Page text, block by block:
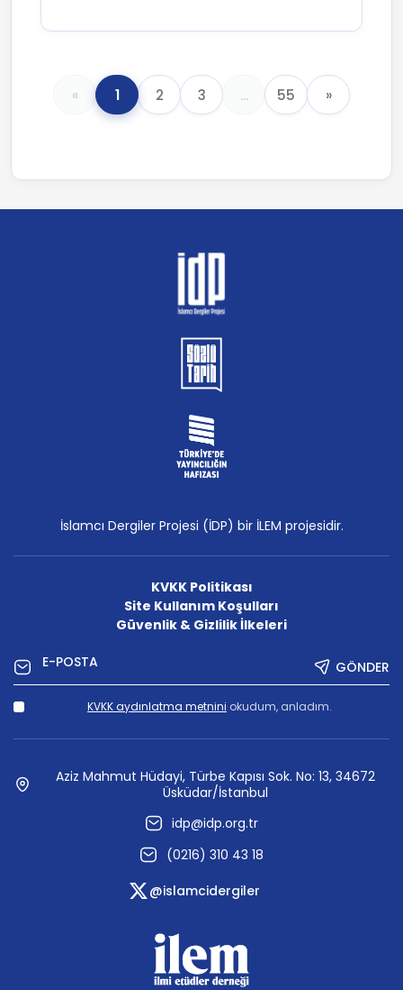
« 1 2 3 ... 55 »
İslamcı Dergiler Projesi (İDP) bir İLEM projesidir.
KVKK Politikası
Site Kullanım Koşulları
Güvenlik & Gizlilik İlkeleri
GÖNDER
KVKK aydınlatma metnini okudum, anladım.
Aziz Mahmut Hüdayi, Türbe Kapısı Sok. No: 13, 34672
Üsküdar/İstanbul
idp@idp.org.tr
(0216) 310 43 18
@islamcidergiler